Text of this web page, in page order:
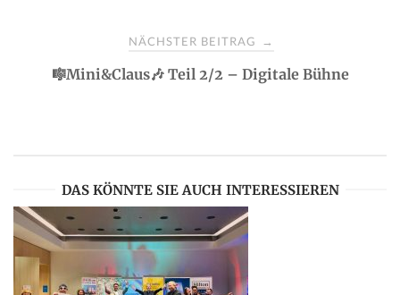
v
i
NÄCHSTER BEITRAG →
🎼Mini&Claus🎶 Teil 2/2 – Digitale Bühne
DAS KÖNNTE SIE AUCH INTERESSIEREN